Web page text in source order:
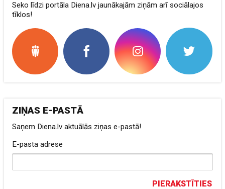
Seko līdzi portāla Diena.lv jaunākajām ziņām arī sociālajos
tīklos!
ZIŅAS E-PASTĀ
Saņem Diena.lv aktuālās ziņas e-pastā!
E-pasta adrese
PIERAKSTĪTIES